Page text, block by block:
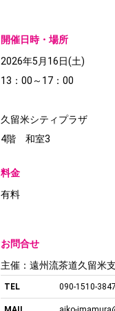
開催日時・場所
2026年5月16日(土)
13：00～17：00
久留米シティプラザ
4階 和室3
料金
有料
お問合せ
主催：遠州流茶道久留米
TEL 090-1510-3847